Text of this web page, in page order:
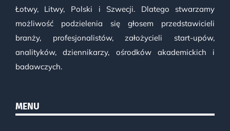
Łotwy, Litwy, Polski i Szwecji. Dlatego stwarzamy
możliwość podzielenia się głosem przedstawicieli
branży, profesjonalistów, założycieli start-upów,
analityków, dziennikarzy, ośrodków akademickich i
badawczych.
MENU